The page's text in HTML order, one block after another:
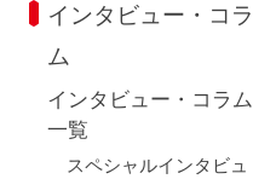
インタビュー・コラ
ム
インタビュー・コラム
一覧
スペシャルインタビュ